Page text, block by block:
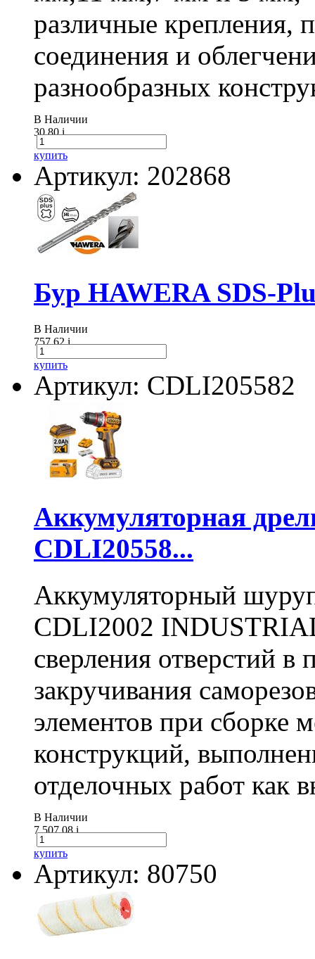
различные
соединения и
разнообразных
В Наличии
30.80i
купить
Артикул: 202868
Бур HAWERA SDS-
В Наличии
757.62i
купить
Артикул: CDLI205582
Аккумуляторная
CDLI20558...
Аккумуляторный
CDLI2002
сверления отверстий в
закручивания
элементов при сборке
конструкций,
отделочных работ как
В Наличии
7 507.08i
купить
Артикул: 80750